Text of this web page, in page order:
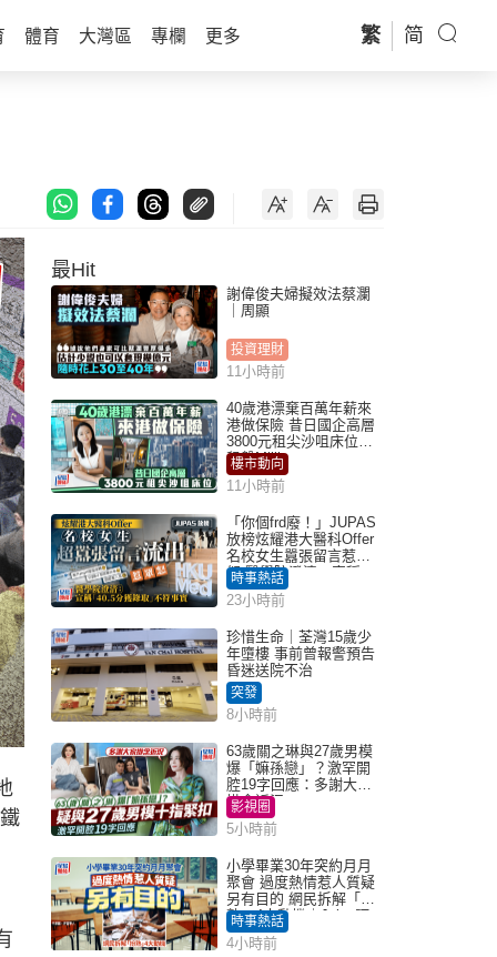
體育 大灣區 專欄 更多 繁 简
最Hit
謝偉俊夫婦擬效法蔡瀾
｜周顯
投資理財
11小時前
40歲港漂棄百萬年薪來
港做保險 昔日國企高層
3800元租尖沙咀床位｜
租盤Million
樓市動向
11小時前
「你個frd廢！」JUPAS
放榜炫耀港大醫科Offer
名校女生囂張留言惹眾
怒 醫學院澄清：宣稱
「40.5分獲錄取」不符事
實｜Juicy叮
時事熱話
23小時前
珍惜生命｜荃灣15歲少
年墮樓 事前曾報警預告
昏迷送院不治
突發
8小時前
63歲關之琳與27歲男模
爆「嫲孫戀」？激罕開
腔19字回應：多謝大家
掛念近況
影視圈
5小時前
小學畢業30年突約月月
聚會 過度熱情惹人質疑
另有目的 網民拆解「扮
熟」4大動機｜Juicy叮
時事熱話
4小時前